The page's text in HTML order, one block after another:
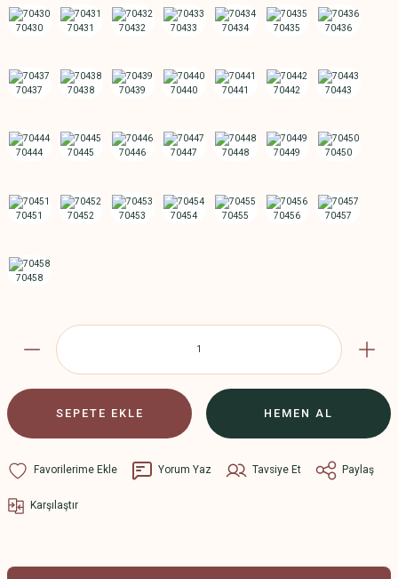
SEPETE EKLE HEMEN AL
Yorum Yaz Tavsiye Et Paylaş
Karşılaştır